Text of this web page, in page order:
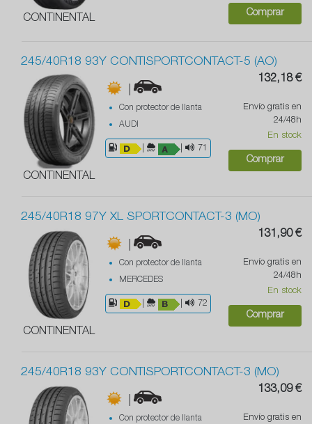
CONTINENTAL Comprar
245/40R18 93Y CONTISPORTCONTACT-5 (AO)
CONTINENTAL
|
Con protector de llanta
AUDI
71
132,18 €
Envío gratis en
24/48h
En stock
Comprar
245/40R18 97Y XL SPORTCONTACT-3 (MO)
CONTINENTAL
|
Con protector de llanta
MERCEDES
72
131,90 €
Envío gratis en
24/48h
En stock
Comprar
245/40R18 93Y CONTISPORTCONTACT-3 (MO)
|
Con protector de llanta
133,09 €
Envío gratis en